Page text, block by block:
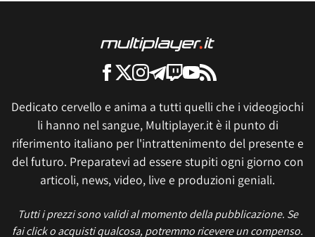
Dedicato cervello e anima a tutti quelli che i videogiochi
li hanno nel sangue, Multiplayer.it è il punto di
riferimento italiano per l'intrattenimento del presente e
del futuro. Preparatevi ad essere stupiti ogni giorno con
articoli, news, video, live e produzioni geniali.
Tutti i prezzi sono validi al momento della pubblicazione. Se
fai click o acquisti qualcosa, potremmo ricevere un compenso.